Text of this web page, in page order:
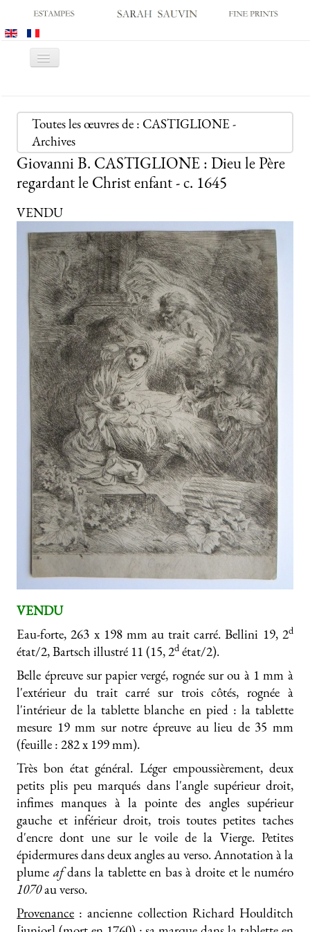
Basculer
GALERIE
SALONS
CATALOGUES
ESTAMPES ANCIENNES
ESTAMPES MODERNES
ARCHIVES
ACHATS DES MUSÉES
CONTACT
Toutes les œuvres de : CASTIGLIONE -
Archives
Giovanni B. CASTIGLIONE : Dieu le Père
regardant le Christ enfant - c. 1645
VENDU
VENDU
Eau-forte, 263 x 198 mm au trait carré. Bellini 19, 2d
état/2, Bartsch illustré 11 (15, 2d état/2).
Belle épreuve sur papier vergé, rognée sur ou à 1 mm à
l'extérieur du trait carré sur trois côtés, rognée à
l'intérieur de la tablette blanche en pied : la tablette
mesure 19 mm sur notre épreuve au lieu de 35 mm
(feuille : 282 x 199 mm).
Très bon état général. Léger empoussièrement, deux
petits plis peu marqués dans l'angle supérieur droit,
infimes manques à la pointe des angles supérieur
gauche et inférieur droit, trois toutes petites taches
d'encre dont une sur le voile de la Vierge. Petites
épidermures dans deux angles au verso. Annotation à la
plume afdans la tablette en bas à droite et le numéro
1070au verso.
Provenance : ancienne collection Richard Houlditch